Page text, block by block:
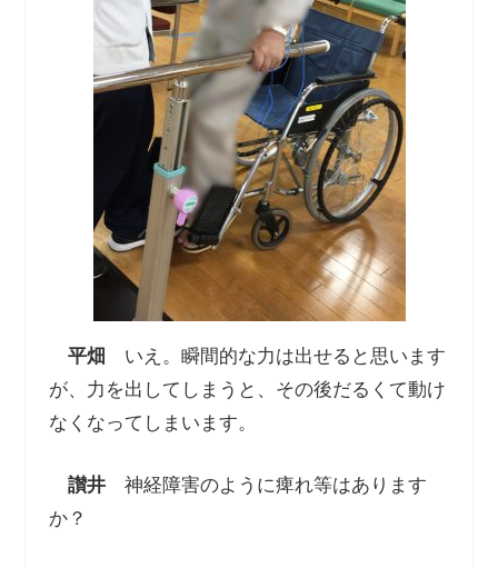
平畑 いえ。瞬間的な力は出せると思います
が、力を出してしまうと、その後だるくて動け
なくなってしまいます。
讃井神経障害のように痺れ等はあります
か？